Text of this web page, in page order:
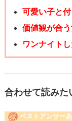
可愛い子と
価値観が合
ワンナイト
合わせて読みた
ベストアンサー